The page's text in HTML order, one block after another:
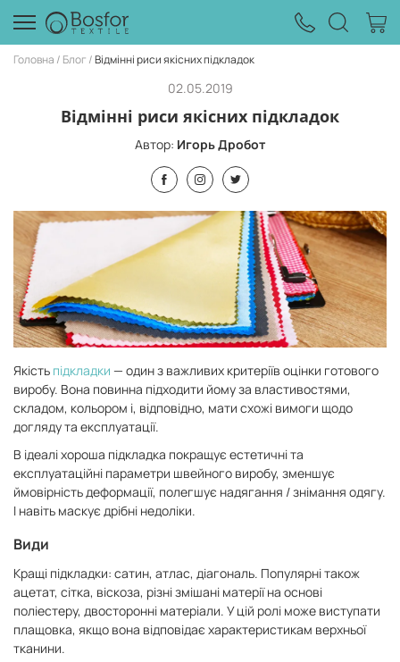
Головна Блог Відмінні риси якісних підкладок
02.05.2019
Відмінні риси якісних підкладок
Автор: Игорь Дробот
Якість підкладки — один з важливих критеріїв оцінки готового
виробу. Вона повинна підходити йому за властивостями,
складом, кольором і, відповідно, мати схожі вимоги щодо
догляду та експлуатації.
В ідеалі хороша підкладка покращує естетичні та
експлуатаційні параметри швейного виробу, зменшує
ймовірність деформації, полегшує надягання / знімання одягу.
І навіть маскує дрібні недоліки.
Види
Кращі підкладки: сатин, атлас, діагональ. Популярні також
ацетат, сітка, віскоза, різні змішані матерії на основі
поліестеру, двосторонні матеріали. У цій ролі може виступати
плащовка, якщо вона відповідає характеристикам верхньої
тканини.